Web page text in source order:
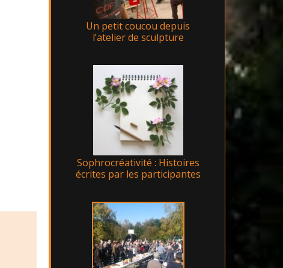
Un petit coucou depuis
l’atelier de sculpture
Sophrocréativité : Histoires
écrites par les participantes